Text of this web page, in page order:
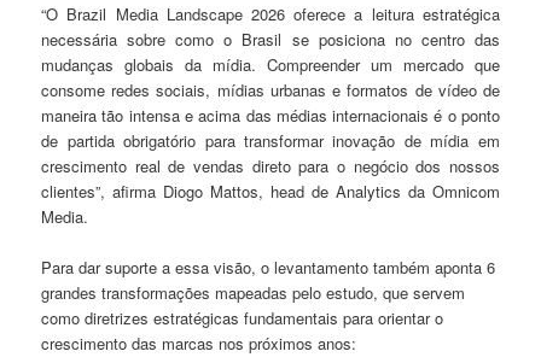
“O Brazil Media Landscape 2026 oferece a leitura estratégica
necessária sobre como o Brasil se posiciona no centro das
mudanças globais da mídia. Compreender um mercado que
consome redes sociais, mídias urbanas e formatos de vídeo de
maneira tão intensa e acima das médias internacionais é o ponto
de partida obrigatório para transformar inovação de mídia em
crescimento real de vendas direto para o negócio dos nossos
clientes”, afirma Diogo Mattos, head de Analytics da Omnicom
Media.
Para dar suporte a essa visão, o levantamento também aponta 6
grandes transformações mapeadas pelo estudo, que servem
como diretrizes estratégicas fundamentais para orientar o
crescimento das marcas nos próximos anos: